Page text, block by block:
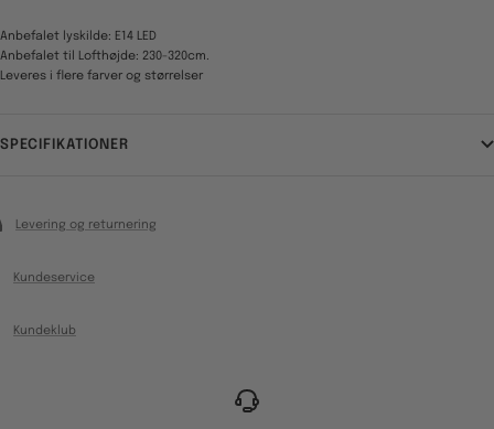
Anbefalet lyskilde: E14 LED
Anbefalet til Lofthøjde: 230-320cm.
Leveres i flere farver og størrelser
SPECIFIKATIONER
Levering og returnering
Kundeservice
Kundeklub